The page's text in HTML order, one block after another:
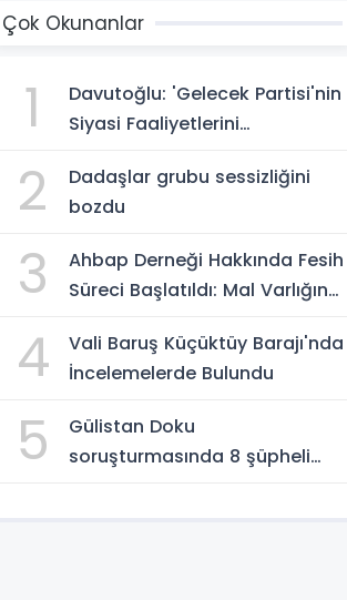
Çok Okunanlar
1
Davutoğlu: 'Gelecek Partisi'nin
Siyasi Faaliyetlerini
2
Dadaşlar grubu sessizliğini
bozdu
3
Ahbap Derneği Hakkında Fesih
Süreci Başlatıldı: Mal Varlığına
4
Vali Baruş Küçüktüy Barajı'nda
İncelemelerde Bulundu
5
Gülistan Doku
soruşturmasında 8 şüpheli